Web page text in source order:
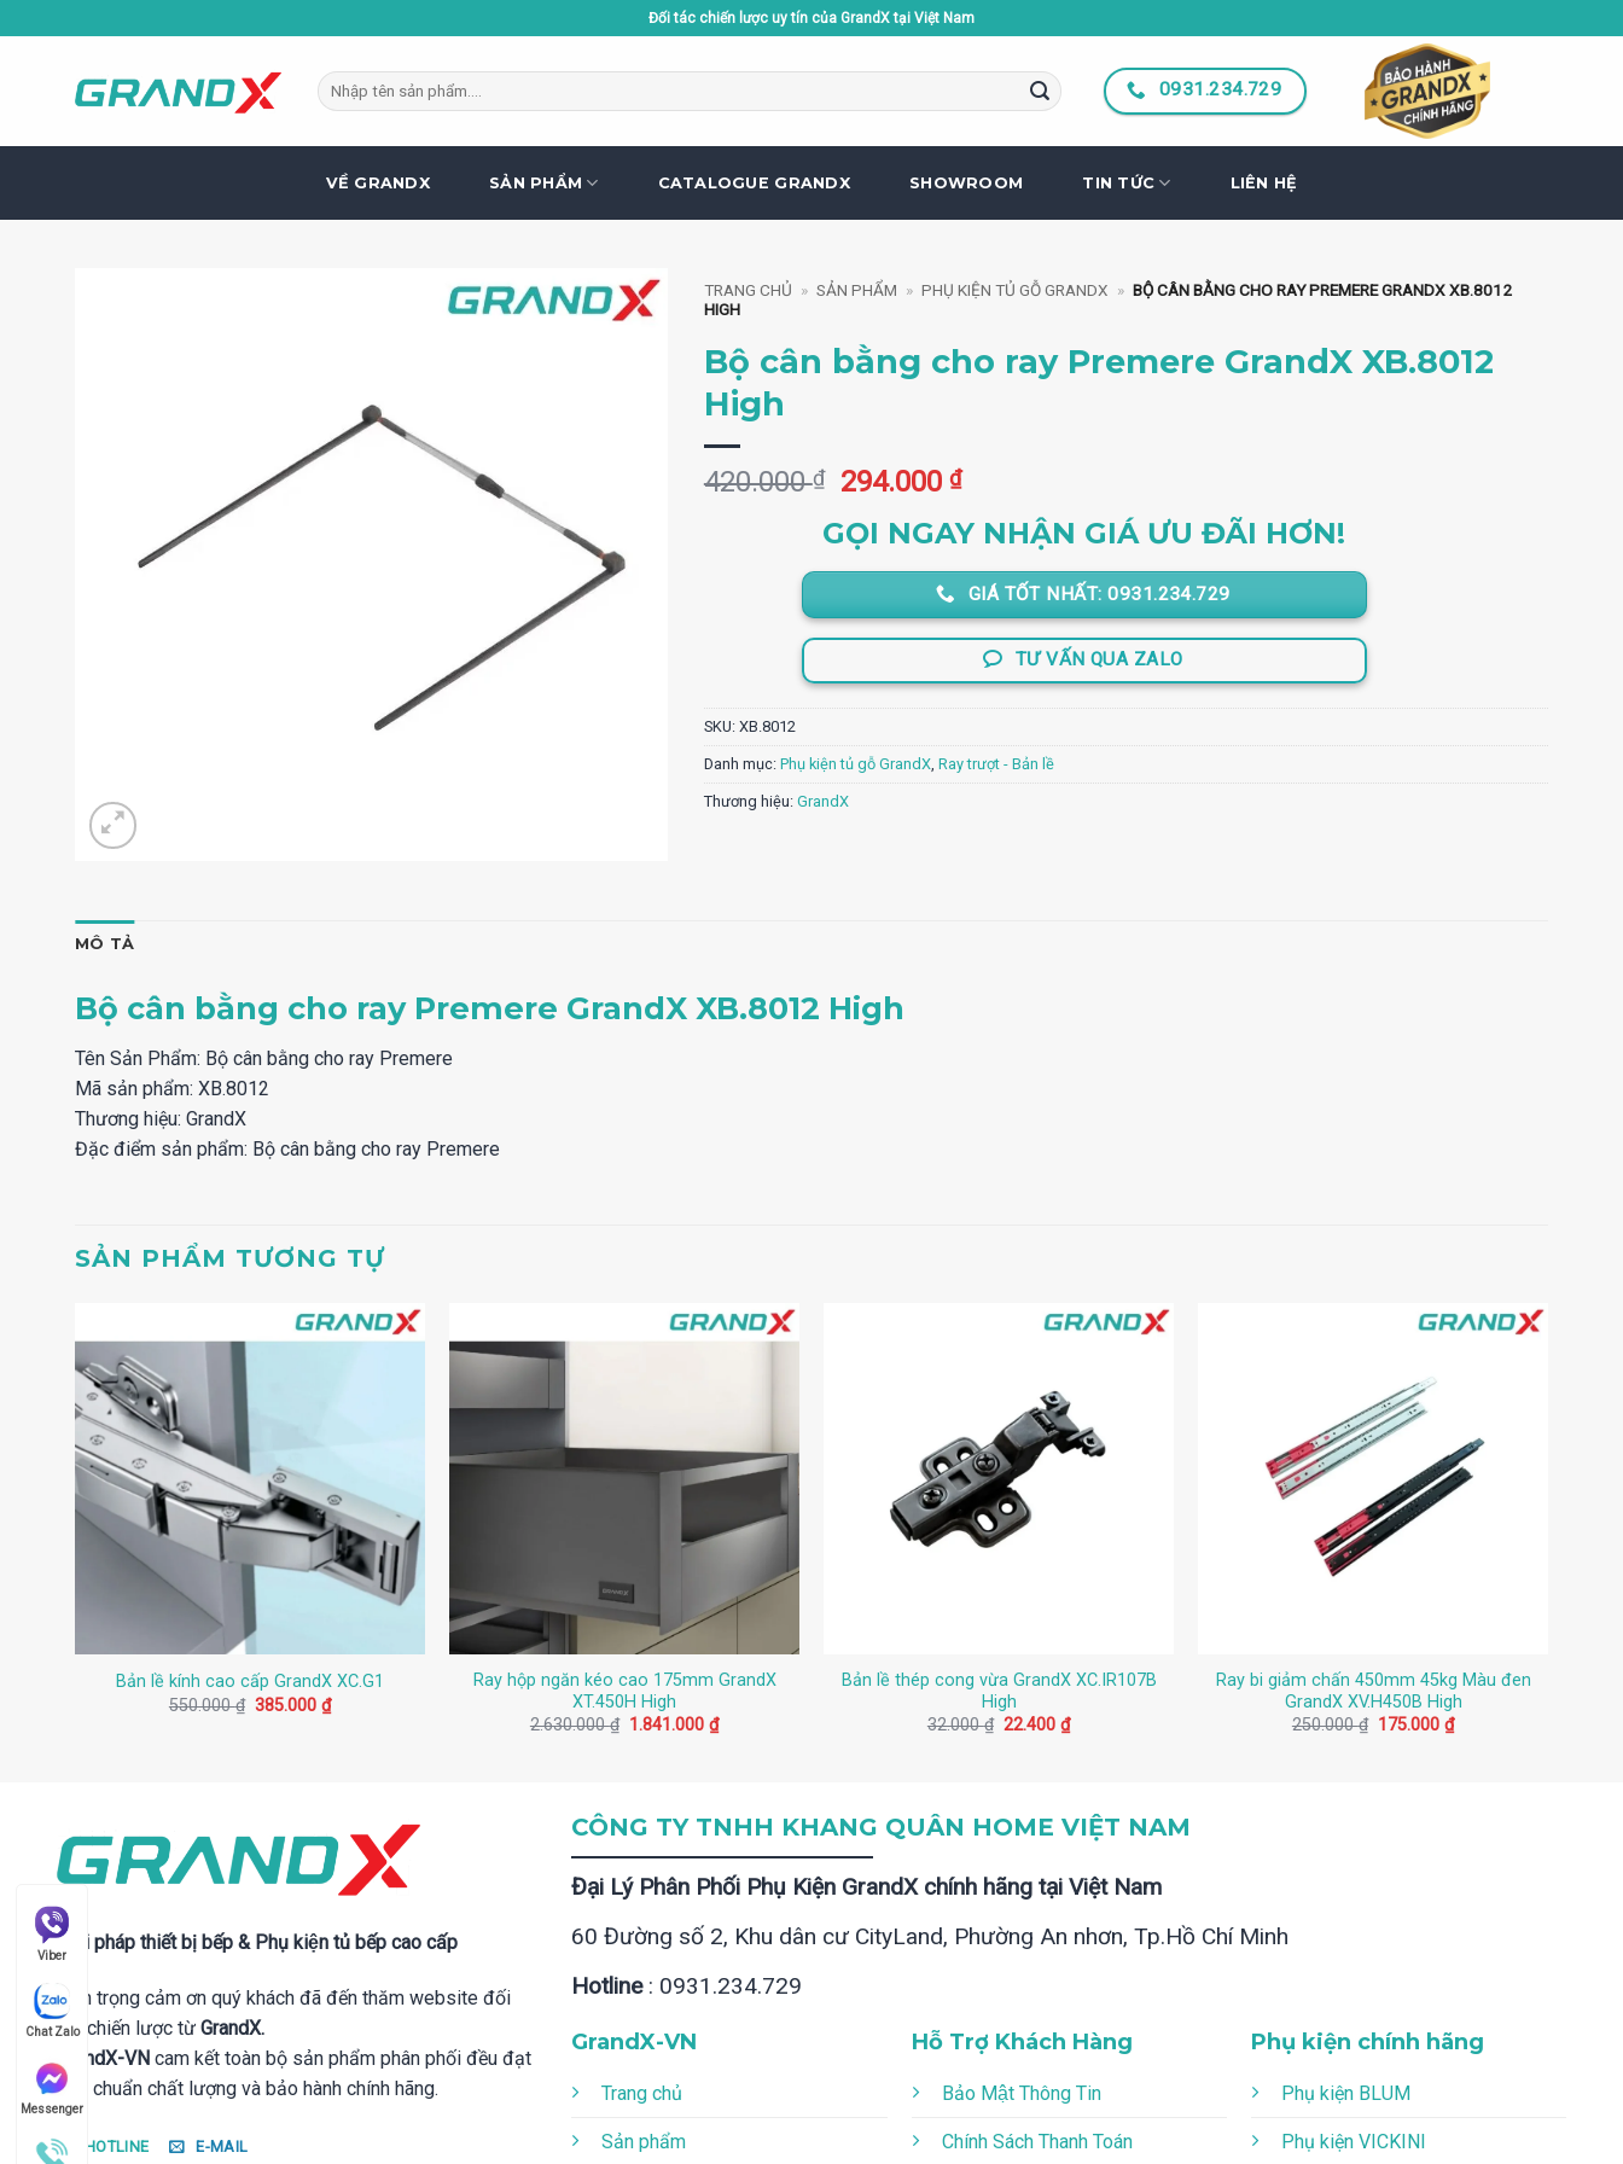
qua
Đối tác chiến lược uy tín của GrandX tại Việt Nam
Tìm
kiếm:
0931.234.729
VỀ GRANDX SẢN PHẨM CATALOGUE GRANDX SHOWROOM TIN TỨC LIÊN HỆ
TRANG CHỦ » SẢN PHẨM » PHỤ KIỆN TỦ GỖ GRANDX » BỘ CÂN BẰNG CHO RAY PREMERE GRANDX XB.8012
HIGH
Bộ cân bằng cho ray Premere GrandX XB.8012
High
420.000₫
Giá
là:
420.000 ₫.
294.000₫Giá
tại
là:
294.000 ₫.
GỌI NGAY NHẬN GIÁ ƯU ĐÃI HƠN!
GIÁ TỐT NHẤT: 0931.234.729
TƯ VẤN QUA ZALO
SKU: XB.8012
Danh mục: Phụ kiện tủ gỗ GrandX, Ray trượt - Bản lề
Thương hiệu: GrandX
MÔ TẢ
Bộ cân bằng cho ray Premere GrandX XB.8012 High
Tên Sản Phẩm: Bộ cân bằng cho ray Premere
Mã sản phẩm: XB.8012
Thương hiệu: GrandX
Đặc điểm sản phẩm: Bộ cân bằng cho ray Premere
SẢN PHẨM TƯƠNG TỰ
Bản lề kính cao cấp GrandX XC.G1
550.000₫ Giá
385.000₫Giá
hiện
Ray hộp ngăn kéo cao 175mm GrandX
XT.450H High
2.630.000₫ Giá
1.841.000₫Giá
hiện
Bản lề thép cong vừa GrandX XC.IR107B
High
32.000₫ Giá
22.400₫Giá
hiện
Ray bi giảm chấn 450mm 45kg Màu đen
GrandX XV.H450B High
250.000₫ Giá
175.000₫Giá
hiện
Giải pháp thiết bị bếp & Phụ kiện tủ bếp cao cấp
Trân trọng cảm ơn quý khách đã đến thăm website đối
tác chiến lược từ GrandX.
GrandX-VN cam kết toàn bộ sản phẩm phân phối đều đạt
tiêu chuẩn chất lượng và bảo hành chính hãng.
HOTLINE E-MAIL
CÔNG TY TNHH KHANG QUÂN HOME VIỆT NAM
Đại Lý Phân Phối Phụ Kiện GrandX chính hãng tại Việt Nam
60 Đường số 2, Khu dân cư CityLand, Phường An nhơn, Tp.Hồ Chí Minh
Hotline: 0931.234.729
GrandX-VN
Trang chủ
Sản phẩm
Hỗ Trợ Khách Hàng
Bảo Mật Thông Tin
Chính Sách Thanh Toán
Phụ kiện chính hãng
Phụ kiện BLUM
Phụ kiện VICKINI
Viber
Chat Zalo
Messenger